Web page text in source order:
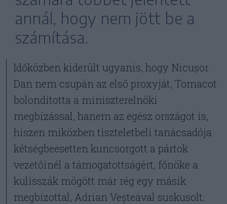
annál, hogy nem jött be a
számítása.
Időközben kiderült ugyanis, hogy Nicușor
Dan nem csupán az első proxyját, Tomacot
bolondította a miniszterelnöki
megbízással, hanem az egész országot is,
hiszen miközben tiszteletbeli tanácsadója
kétségbeesetten kuncsorgott a pártok
vezetőinél a támogatottságért, főnöke a
kulisszák mögött már rég egy másik
megbízottal, Adrian Veșteával suskusolt.